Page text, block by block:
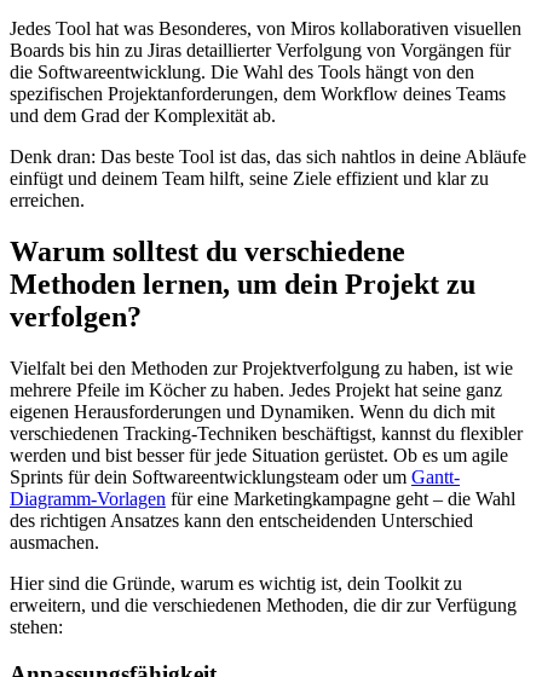
Jedes Tool hat was Besonderes, von Miros kollaborativen visuellen
Boards bis hin zu Jiras detaillierter Verfolgung von Vorgängen für
die Softwareentwicklung. Die Wahl des Tools hängt von den
spezifischen Projektanforderungen, dem Workflow deines Teams
und dem Grad der Komplexität ab.
Denk dran: Das beste Tool ist das, das sich nahtlos in deine Abläufe
einfügt und deinem Team hilft, seine Ziele effizient und klar zu
erreichen.
Warum solltest du verschiedene
Methoden lernen, um dein Projekt zu
verfolgen?
Vielfalt bei den Methoden zur Projektverfolgung zu haben, ist wie
mehrere Pfeile im Köcher zu haben. Jedes Projekt hat seine ganz
eigenen Herausforderungen und Dynamiken. Wenn du dich mit
verschiedenen Tracking-Techniken beschäftigst, kannst du flexibler
werden und bist besser für jede Situation gerüstet. Ob es um agile
Sprints für dein Softwareentwicklungsteam oder um Gantt-
Diagramm-Vorlagen für eine Marketingkampagne geht – die Wahl
des richtigen Ansatzes kann den entscheidenden Unterschied
ausmachen.
Hier sind die Gründe, warum es wichtig ist, dein Toolkit zu
erweitern, und die verschiedenen Methoden, die dir zur Verfügung
stehen: